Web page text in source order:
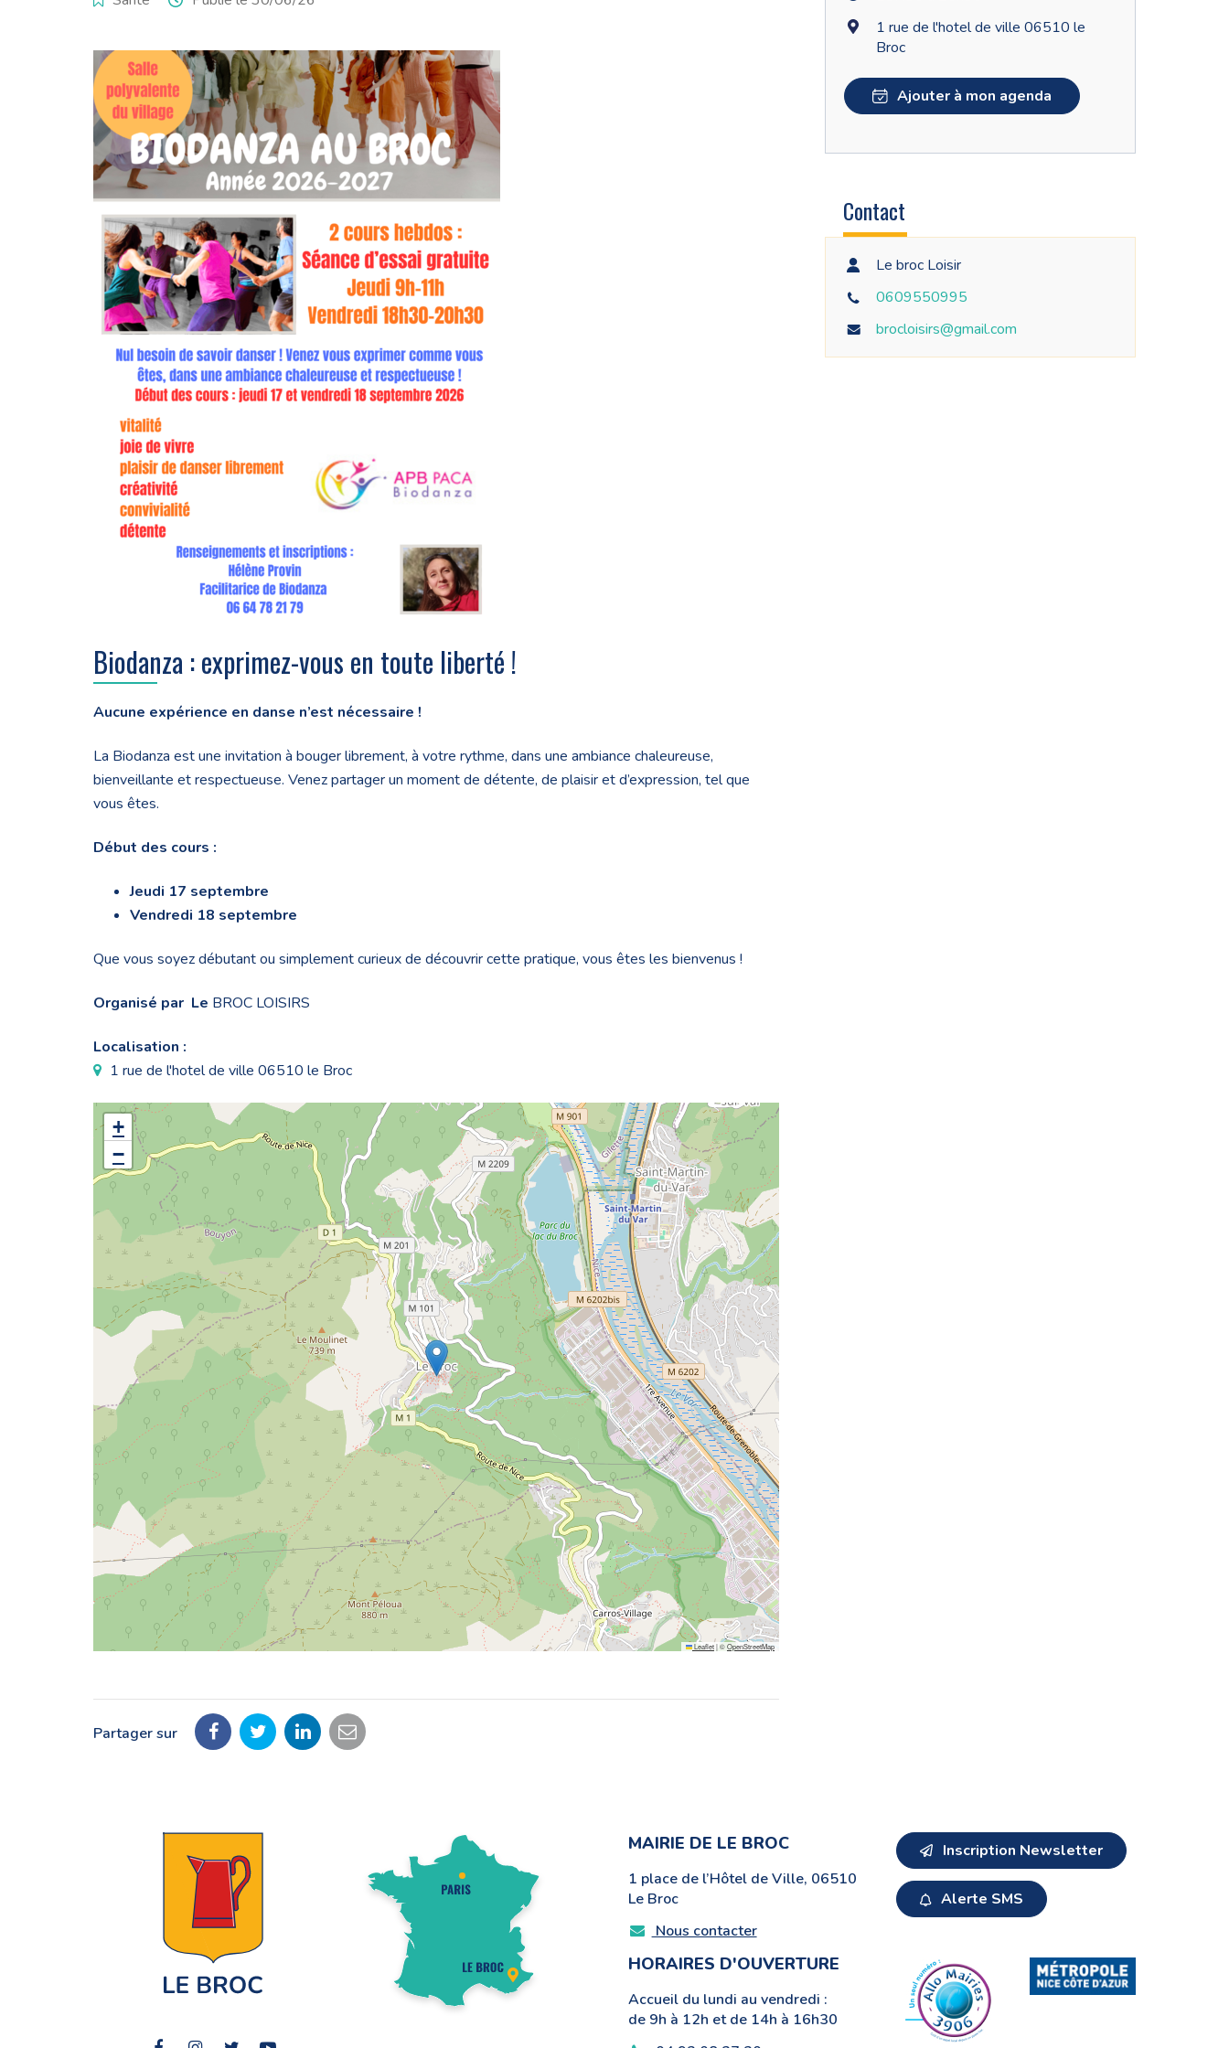
Biodanza : exprimez-vous en toute liberté !
Aucune expérience en danse n’est nécessaire !
La Biodanza est une invitation à bouger librement, à votre rythme, dans une ambiance chaleureuse,
bienveillante et respectueuse. Venez partager un moment de détente, de plaisir et d’expression, tel que
vous êtes.
Début des cours :
Jeudi 17 septembre
Vendredi 18 septembre
Que vous soyez débutant ou simplement curieux de découvrir cette pratique, vous êtes les bienvenus !
Organisé par Le BROC LOISIRS
Localisation :
1 rue de l'hotel de ville 06510 le Broc
+
−
Leaflet|©OpenStreetMap
1 rue de l'hotel de ville 06510 le
Broc
Ajouter à mon agenda
Contact
Le broc Loisir
0609550995
brocloisirs@gmail.com
Partager sur
PartagerPartagerPartagerPartager
MAIRIE DE LE BROC
1 place de l’Hôtel de Ville, 06510
Le Broc
Nous contacter
HORAIRES D'OUVERTURE
Accueil du lundi au vendredi :
de 9h à 12h et de 14h à 16h30
Inscription Newsletter
Alerte SMS
NOS